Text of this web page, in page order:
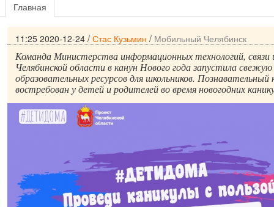
Главная
11:25 2020-12-24 / Стас Кузьмин / Мобильный Челябинск
Команда Министерства информационных технологий, связи
Челябинской области в канун Нового года запустила
образовательных ресурсов для школьников.
востребован у детей и родителей во время новогодних